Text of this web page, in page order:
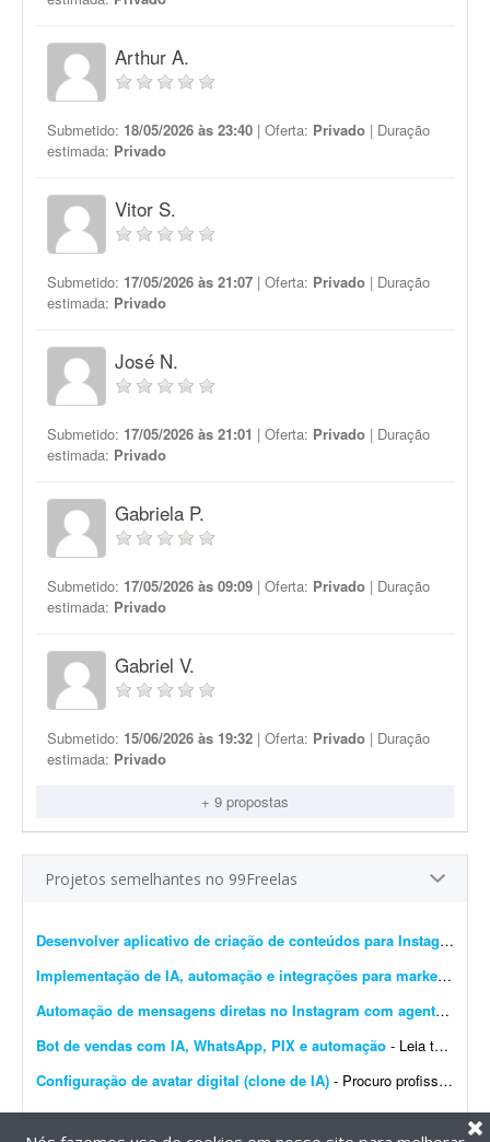
Arthur A.
Submetido: 18/05/2026 às 23:40 | Oferta: Privado | Duração
estimada: Privado
Vitor S.
Submetido: 17/05/2026 às 21:07 | Oferta: Privado | Duração
estimada: Privado
José N.
Submetido: 17/05/2026 às 21:01 | Oferta: Privado | Duração
estimada: Privado
Gabriela P.
Submetido: 17/05/2026 às 09:09 | Oferta: Privado | Duração
estimada: Privado
Gabriel V.
Submetido: 15/06/2026 às 19:32 | Oferta: Privado | Duração
estimada: Privado
+ 9 propostas
Projetos semelhantes no 99Freelas
Desenvolver aplicativo de criação de conteúdos para Instagram
Implementação de IA, automação e integrações para marketing e crescimento
Automação de mensagens diretas no Instagram com agentes de IA
Bot de vendas com IA, WhatsApp, PIX e automação - Leia toda a descrição antes de enviar uma proposta. Propostas genéricas ou automáticas serão desconsideradas. Estou procurando um desenvolvedor experiente para c...
Configuração de avatar digital (clone de IA) - Procuro profissional com experiência em IA para me orientar e configurar um avatar digital (clone de vídeo e voz) para produção de conteúdo nas redes sociais. O t...